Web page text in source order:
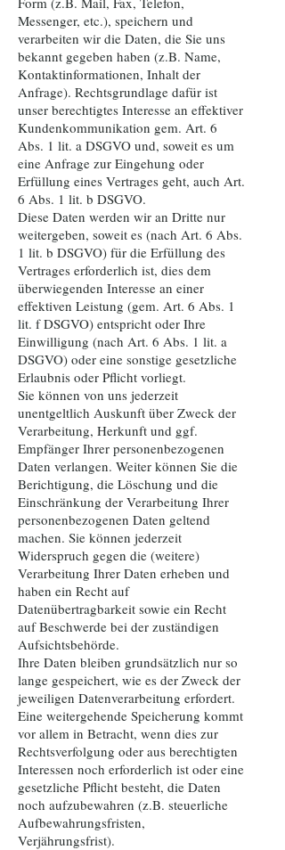
Messenger, etc.), speichern und
verarbeiten wir die Daten, die Sie uns
bekannt gegeben haben (z.B. Name,
Kontaktinformationen, Inhalt der
Anfrage). Rechtsgrundlage dafür ist
unser berechtigtes Interesse an effektiver
Kundenkommunikation gem. Art. 6
Abs. 1 lit. a DSGVO und, soweit es um
eine Anfrage zur Eingehung oder
Erfüllung eines Vertrages geht, auch Art.
6 Abs. 1 lit. b DSGVO.
Diese Daten werden wir an Dritte nur
weitergeben, soweit es (nach Art. 6 Abs.
1 lit. b DSGVO) für die Erfüllung des
Vertrages erforderlich ist, dies dem
überwiegenden Interesse an einer
effektiven Leistung (gem. Art. 6 Abs. 1
lit. f DSGVO) entspricht oder Ihre
Einwilligung (nach Art. 6 Abs. 1 lit. a
DSGVO) oder eine sonstige gesetzliche
Erlaubnis oder Pflicht vorliegt.
Sie können von uns jederzeit
unentgeltlich Auskunft über Zweck der
Verarbeitung, Herkunft und ggf.
Empfänger Ihrer personenbezogenen
Daten verlangen. Weiter können Sie die
Berichtigung, die Löschung und die
Einschränkung der Verarbeitung Ihrer
personenbezogenen Daten geltend
machen. Sie können jederzeit
Widerspruch gegen die (weitere)
Verarbeitung Ihrer Daten erheben und
haben ein Recht auf
Datenübertragbarkeit sowie ein Recht
auf Beschwerde bei der zuständigen
Aufsichtsbehörde.
Ihre Daten bleiben grundsätzlich nur so
lange gespeichert, wie es der Zweck der
jeweiligen Datenverarbeitung erfordert.
Eine weitergehende Speicherung kommt
vor allem in Betracht, wenn dies zur
Rechtsverfolgung oder aus berechtigten
Interessen noch erforderlich ist oder eine
gesetzliche Pflicht besteht, die Daten
noch aufzubewahren (z.B. steuerliche
Aufbewahrungsfristen,
Verjährungsfrist).